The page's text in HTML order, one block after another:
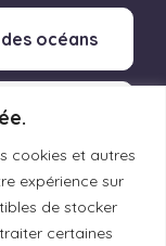
cookies et autres
expérience sur
de stocker
certaines
océans